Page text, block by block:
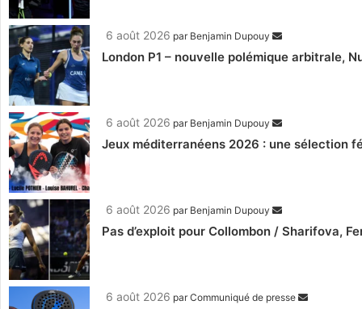
6 août 2026 par Benjamin Dupouy
London P1 – nouvelle polémique arbitrale,
6 août 2026 par Benjamin Dupouy
Jeux méditerranéens 2026 : une sélection
6 août 2026 par Benjamin Dupouy
Pas d’exploit pour Collombon / Sharifova,
6 août 2026 parCommuniqué de presse